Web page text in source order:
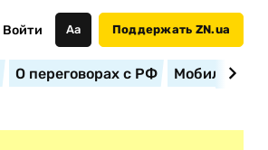
Войти Аа Поддержать ZN.ua
О переговорах с РФ